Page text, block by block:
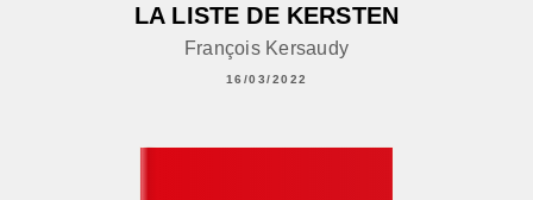
LA LISTE DE KERSTEN
François Kersaudy
16/03/2022